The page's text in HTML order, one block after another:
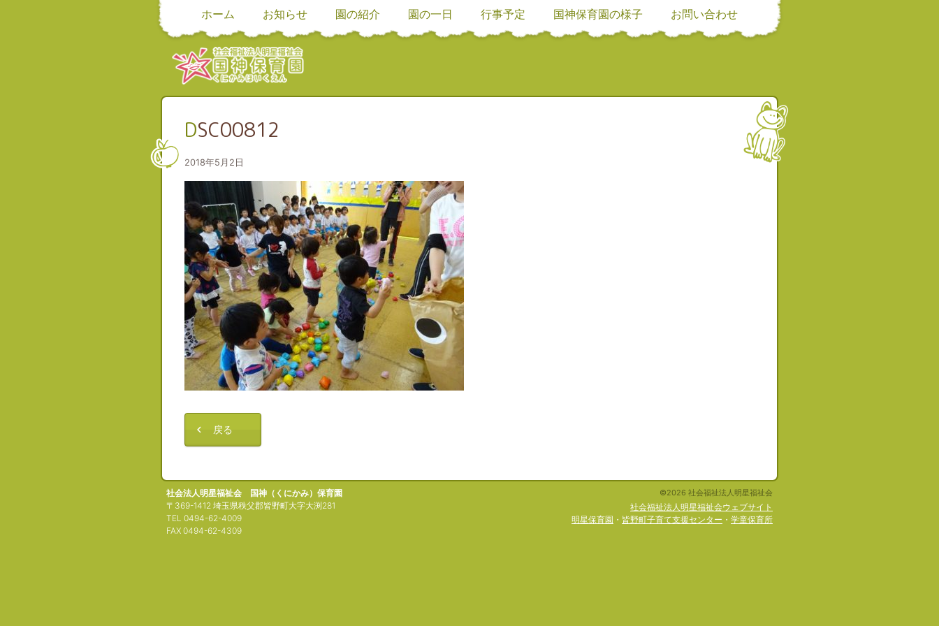
ホーム お知らせ 園の紹介 園の一日 行事予定 国神保育園の様子 お問い合わせ
DSC00812
2018年5月2日
戻る
社会法人明星福祉会 国神（くにかみ）保育園
〒369-1412 埼玉県秩父郡皆野町大字大渕281
TEL 0494-62-4009
FAX 0494-62-4309
©2026 社会福祉法人明星福祉会
社会福祉法人明星福祉会ウェブサイト
明星保育園 ・ 皆野町子育て支援センター ・ 学童保育所